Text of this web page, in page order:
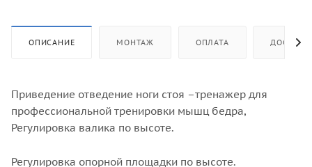
ОПИСАНИЕ МОНТАЖ ОПЛАТА
Приведение отведение ноги стоя –тренажер для
профессиональной тренировки мышц бедра,
Регулировка валика по высоте.
Регулировка опорной площадки по высоте.